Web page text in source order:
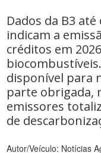
Dados da B3
indicam a
créditos em
disponível para
parte obrigada,
emissores
de
Autor/Veículo: Notícias